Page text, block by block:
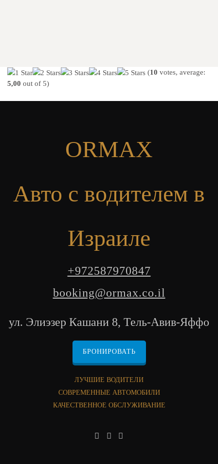
(10 votes, average:
5,00 out of 5)
ORMAX
Авто с водителем в
Израиле
+972587970847
booking@ormax.co.il
ул. Элиэзер Кашани 8, Тель-Авив-Яффо
БРОНИРОВАТЬ
ЛУЧШИЕ ВОДИТЕЛИ
СОВРЕМЕННЫЕ АВТОМОБИЛИ
КАЧЕСТВЕННОЕ ОБСЛУЖИВАНИЕ